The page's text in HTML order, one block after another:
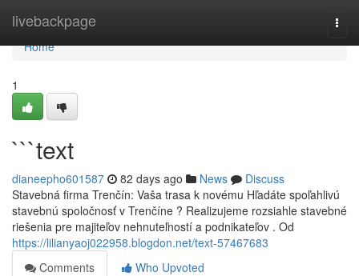
livebackpage
Home
Home
1
```text
dianeepho601587 82 days ago News
Discuss
Stavebná firma Trenčín: Vaša trasa k novému Hľadáte spoľahlivú
stavebnú spoločnosť v Trenčíne ? Realizujeme rozsiahle stavebné
riešenia pre majiteľov nehnuteľností a podnikateľov . Od
https://lilianyaoj022958.blogdon.net/text-57467683
Comments
Who Upvoted